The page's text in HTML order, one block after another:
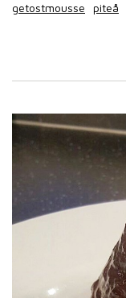
getostmousse
piteå